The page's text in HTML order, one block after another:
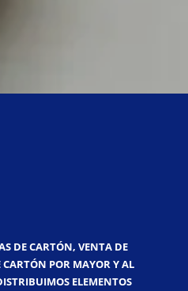
DE CARTÓN, VENTA DE
POR MAYOR Y AL
ELEMENTOS